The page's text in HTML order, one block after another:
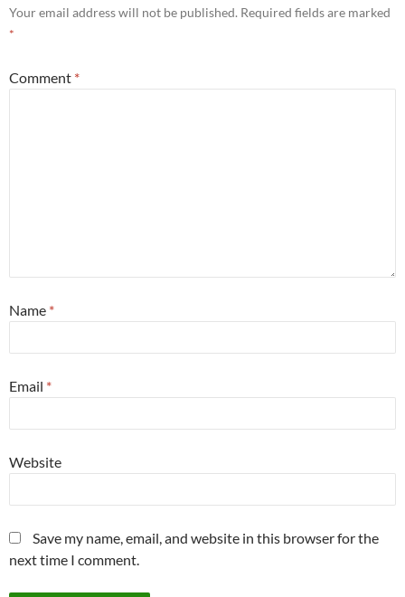
Your email address will not be published. Required fields are marked
*
Comment *
Name *
Email *
Website
Save my name, email, and website in this browser for the
next time I comment.